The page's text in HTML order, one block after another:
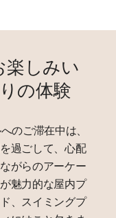
楽しみい
の体験
のご滞在中は、
過ごして、心配
がらのアーケー
魅力的な屋内プ
、スイミングプ